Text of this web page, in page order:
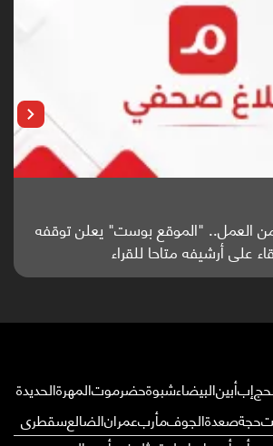
اليمن يدخلون سباق أبحاث ألزهايمر
عالميا (ترجمة)
إبأبينالبيضاءشبوةحضرموتالمهرةالحديدة
حجةصعدةالجوفمأربعمرانالضالعسقطرى